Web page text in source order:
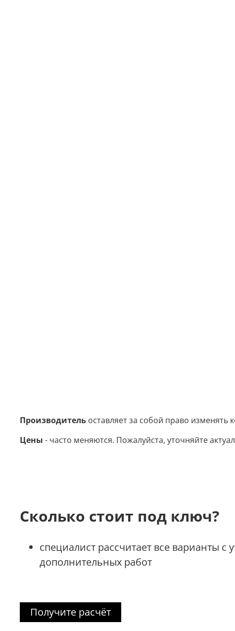
Производитель оставляет за собой право изменять
Цены - часто меняются. Пожалуйста, уточняйте
Сколько стоит под ключ?
специалист рассчитает все варианты с
дополнительных работ
Получите расчёт